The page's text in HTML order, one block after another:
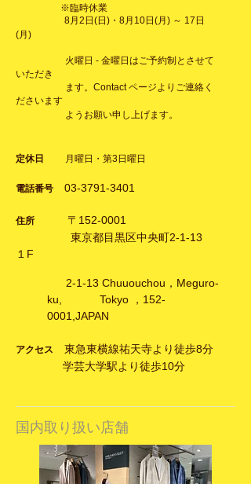
※臨時休業
8月2日(日)・8月10日(月) ～ 17日
(月)
火曜日 - 金曜日はご予約制 と させて
いただき
ます。Contact ページより ご連絡く
ださいます
ようお願い申し上げます。
定休日 月曜日・第3日曜日
電話番号 03-3791-3401
住所 〒152-0001
東京都目黒区中央町2-1-13
１F
2-1-13 Chuuouchou，Meguro-
ku, Tokyo ，152-
0001,JAPAN
アクセス
東急東横線祐天寺より徒歩8分
学芸大学駅より徒歩10分
​国内取り扱い店舗